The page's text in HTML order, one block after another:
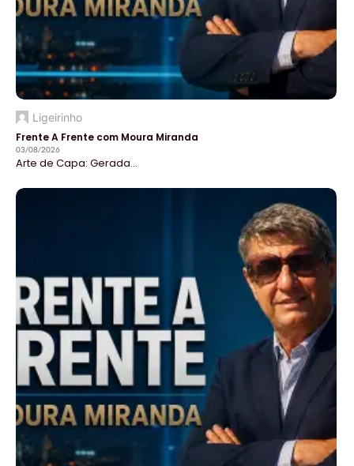
Ligeirinho
Frente A Frente com Moura Miranda
03/08/2026
Arte de Capa: Gerada...